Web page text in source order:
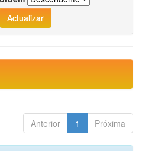
Anterior 1 Próxima